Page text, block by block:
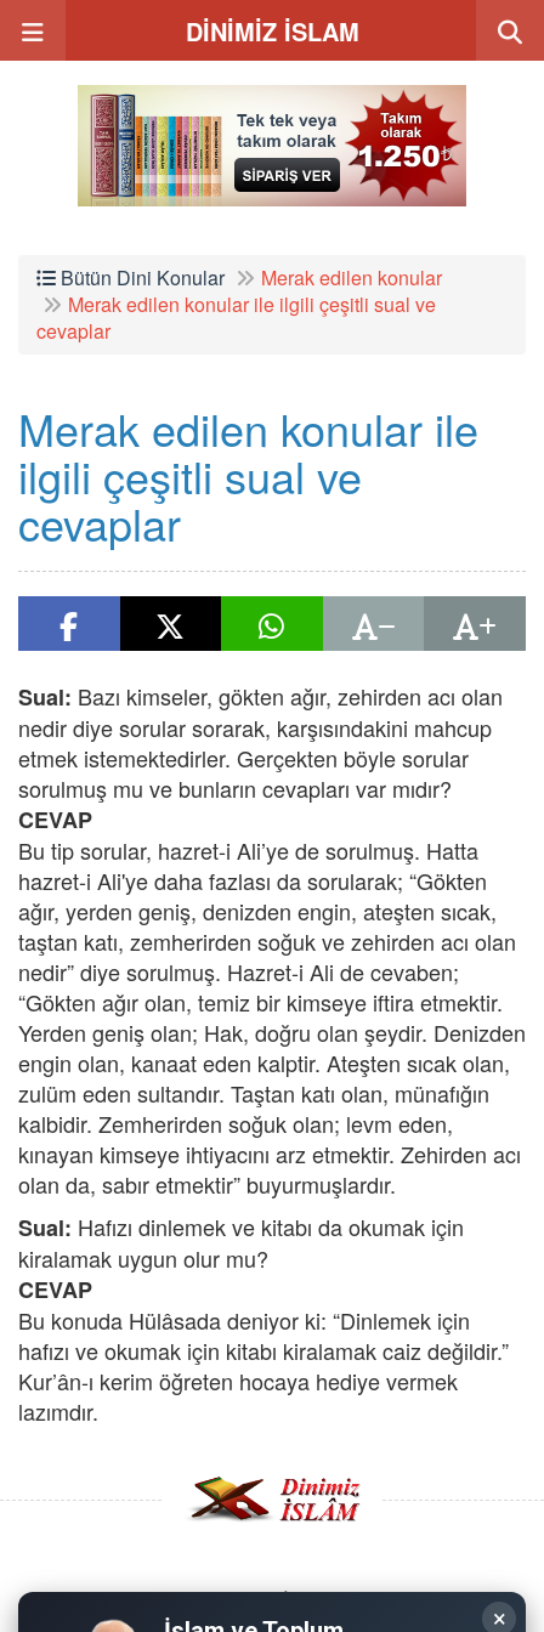
DİNİMİZ İSLAM
Bütün Dini Konular
Merak edilen konular
Merak edilen konular ile ilgili çeşitli sual ve
cevaplar
Merak edilen konular ile
ilgili çeşitli sual ve
cevaplar
Sual: Bazı kimseler, gökten ağır, zehirden acı olan
nedir diye sorular sorarak, karşısındakini mahcup
etmek istemektedirler. Gerçekten böyle sorular
sorulmuş mu ve bunların cevapları var mıdır?
CEVAP
Bu tip sorular, hazret-i Ali’ye de sorulmuş. Hatta
hazret-i Ali'ye daha fazlası da sorularak; “Gökten
ağır, yerden geniş, denizden engin, ateşten sıcak,
taştan katı, zemherirden soğuk ve zehirden acı olan
nedir” diye sorulmuş. Hazret-i Ali de cevaben;
“Gökten ağır olan, temiz bir kimseye iftira etmektir.
Yerden geniş olan; Hak, doğru olan şeydir. Denizden
engin olan, kanaat eden kalptir. Ateşten sıcak olan,
zulüm eden sultandır. Taştan katı olan, münafığın
kalbidir. Zemherirden soğuk olan; levm eden,
kınayan kimseye ihtiyacını arz etmektir. Zehirden acı
olan da, sabır etmektir” buyurmuşlardır.
Sual: Hafızı dinlemek ve kitabı da okumak için
kiralamak uygun olur mu?
CEVAP
Bu konuda Hülâsada deniyor ki: “Dinlemek için
hafızı ve okumak için kitabı kiralamak caiz değildir.”
Kur’ân-ı kerim öğreten hocaya hediye vermek
lazımdır.
Copyright © 2008 - Dinimiz İslam. Her Hakkı Saklıdır.
×